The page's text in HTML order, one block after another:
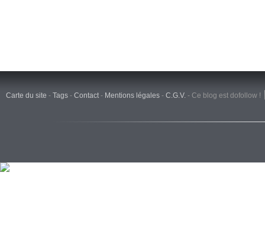
Carte du site - Tags - Contact - Mentions légales - C.G.V. - Ce blog est dofollow !